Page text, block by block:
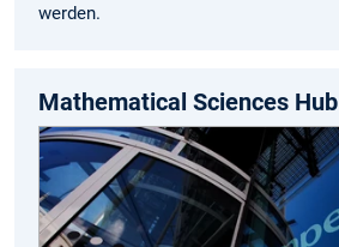
werden.
Mathematical Sciences Hub